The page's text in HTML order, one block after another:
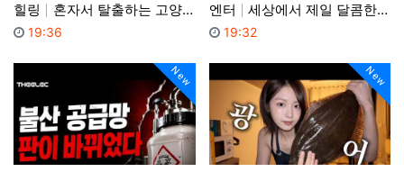
힐링 혼자서 탈출하는 고양이...
등록일
19:36
엔터 세상에서 제일 달콤한 책임 없는 쾌락
등록일
19:32
New New